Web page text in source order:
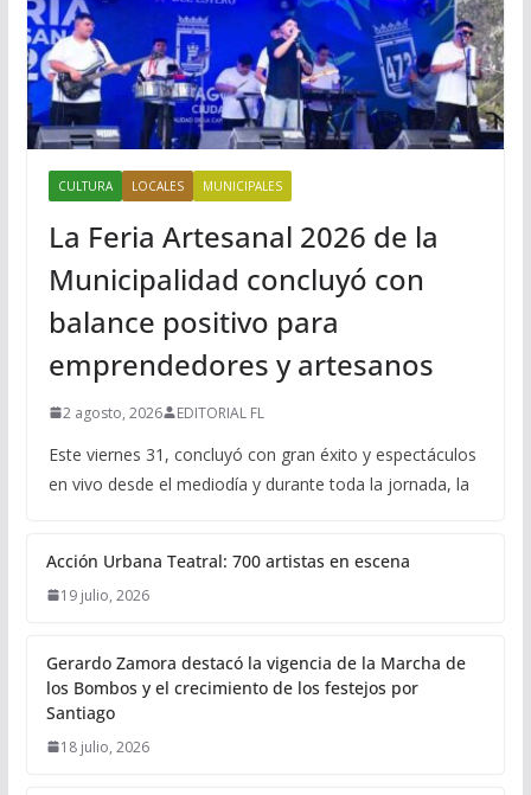
CULTURA LOCALES MUNICIPALES
La Feria Artesanal 2026 de la
Municipalidad concluyó con
balance positivo para
emprendedores y artesanos
2 agosto, 2026 EDITORIAL FL
Este viernes 31, concluyó con gran éxito y espectáculos
en vivo desde el mediodía y durante toda la jornada, la
Acción Urbana Teatral: 700 artistas en escena
19 julio, 2026
Gerardo Zamora destacó la vigencia de la Marcha de
los Bombos y el crecimiento de los festejos por
Santiago
18 julio, 2026